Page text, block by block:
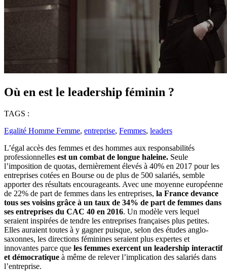
Où en est le leadership féminin ?
TAGS :
Egalité Homme Femme, entreprise, Femmes, leaders
L’égal accès des femmes et des hommes aux responsabilités
professionnelles est un combat de longue haleine. Seule
l’imposition de quotas, dernièrement élevés à 40% en 2017 pour les
entreprises cotées en Bourse ou de plus de 500 salariés, semble
apporter des résultats encourageants. Avec une moyenne européenne
de 22% de part de femmes dans les entreprises, la France devance
tous ses voisins grâce à un taux de 34% de part de femmes dans
ses entreprises du CAC 40 en 2016. Un modèle vers lequel
seraient inspirées de tendre les entreprises françaises plus petites.
Elles auraient toutes à y gagner puisque, selon des études anglo-
saxonnes, les directions féminines seraient plus expertes et
innovantes parce que les femmes exercent un leadership interactif
et démocratique à même de relever l’implication des salariés dans
l’entreprise.